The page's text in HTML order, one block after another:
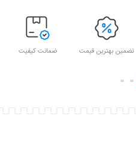
تضمین بهترین قیمت ضمانت کیفیت